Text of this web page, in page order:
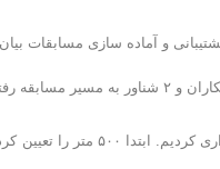
و آماده سازی مسابقات